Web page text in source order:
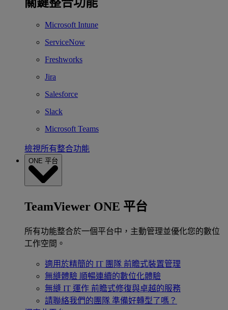
Microsoft Intune
ServiceNow
Freshworks
Jira
Salesforce
Slack
Microsoft Teams
檢視所有整合功能
ONE 平台
TeamViewer ONE 平台
所有功能整合於一個平台中，主動管理並優化您的數位
工作空間。
適用於精簡的 IT 團隊 前瞻式裝置管理
無縫體驗 順暢連續的數位化體驗
無縫 IT 運作 前瞻式修復與卓越的服務
請聯絡我們的團隊 準備好轉型了嗎？